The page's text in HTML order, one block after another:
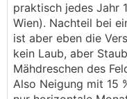
praktisch jedes Jahr
Wien). Nachteil bei
ist aber eben die
kein Laub, aber
Mähdreschen des
Also Neigung mit 15